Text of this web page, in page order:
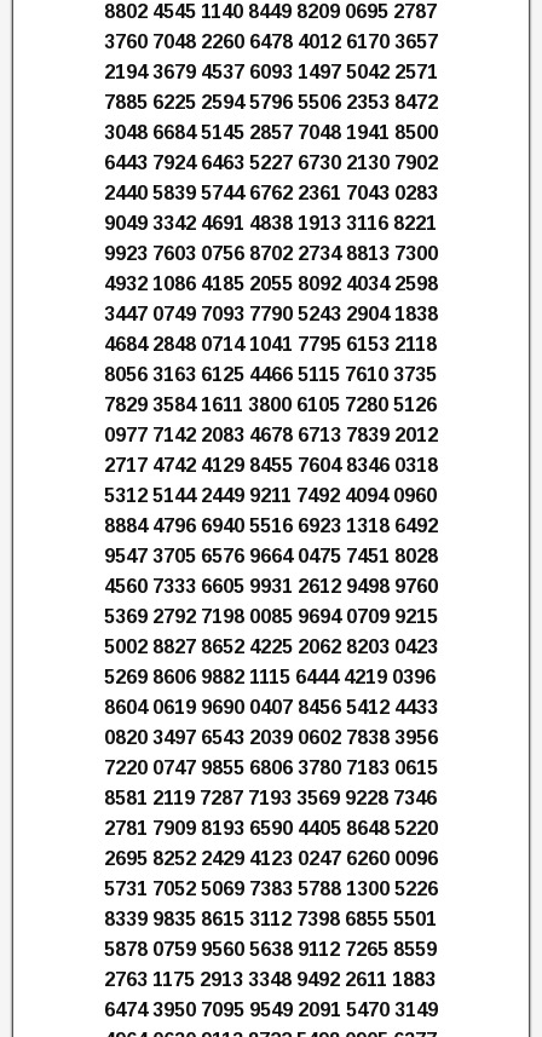
8802 4545 1140 8449 8209 0695 2787
3760 7048 2260 6478 4012 6170 3657
2194 3679 4537 6093 1497 5042 2571
7885 6225 2594 5796 5506 2353 8472
3048 6684 5145 2857 7048 1941 8500
6443 7924 6463 5227 6730 2130 7902
2440 5839 5744 6762 2361 7043 0283
9049 3342 4691 4838 1913 3116 8221
9923 7603 0756 8702 2734 8813 7300
4932 1086 4185 2055 8092 4034 2598
3447 0749 7093 7790 5243 2904 1838
4684 2848 0714 1041 7795 6153 2118
8056 3163 6125 4466 5115 7610 3735
7829 3584 1611 3800 6105 7280 5126
0977 7142 2083 4678 6713 7839 2012
2717 4742 4129 8455 7604 8346 0318
5312 5144 2449 9211 7492 4094 0960
8884 4796 6940 5516 6923 1318 6492
9547 3705 6576 9664 0475 7451 8028
4560 7333 6605 9931 2612 9498 9760
5369 2792 7198 0085 9694 0709 9215
5002 8827 8652 4225 2062 8203 0423
5269 8606 9882 1115 6444 4219 0396
8604 0619 9690 0407 8456 5412 4433
0820 3497 6543 2039 0602 7838 3956
7220 0747 9855 6806 3780 7183 0615
8581 2119 7287 7193 3569 9228 7346
2781 7909 8193 6590 4405 8648 5220
2695 8252 2429 4123 0247 6260 0096
5731 7052 5069 7383 5788 1300 5226
8339 9835 8615 3112 7398 6855 5501
5878 0759 9560 5638 9112 7265 8559
2763 1175 2913 3348 9492 2611 1883
6474 3950 7095 9549 2091 5470 3149